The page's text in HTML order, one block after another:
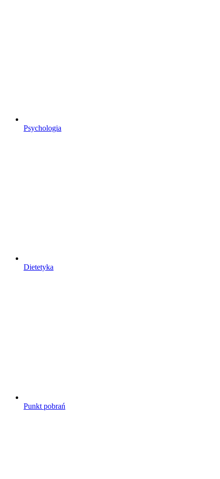
Psychologia
Dietetyka
Punkt pobrań